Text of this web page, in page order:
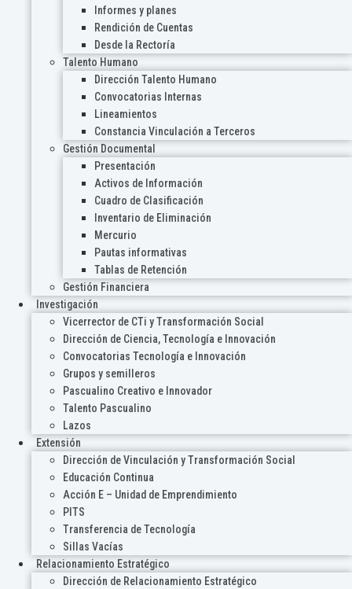
Informes y planes
Rendición de Cuentas
Desde la Rectoría
Talento Humano
Dirección Talento Humano
Convocatorias Internas
Lineamientos
Constancia Vinculación a Terceros
Gestión Documental
Presentación
Activos de Información
Cuadro de Clasificación
Inventario de Eliminación
Mercurio
Pautas informativas
Tablas de Retención
Gestión Financiera
Investigación
Vicerrector de CTi y Transformación Social
Dirección de Ciencia, Tecnología e Innovación
Convocatorias Tecnología e Innovación
Grupos y semilleros
Pascualino Creativo e Innovador
Talento Pascualino
Lazos
Extensión
Dirección de Vinculación y Transformación Social
Educación Continua
Acción E – Unidad de Emprendimiento
PITS
Transferencia de Tecnología
Sillas Vacías
Relacionamiento Estratégico
Dirección de Relacionamiento Estratégico